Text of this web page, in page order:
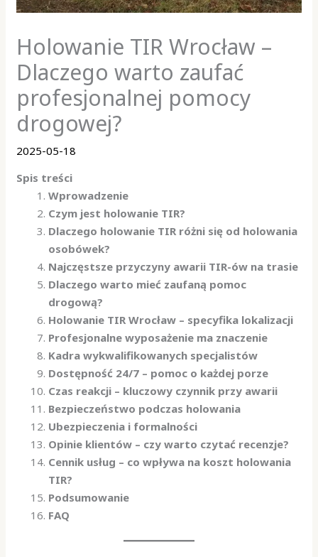
Holowanie TIR Wrocław –
Dlaczego warto zaufać
profesjonalnej pomocy
drogowej?
2025-05-18
Spis treści
Wprowadzenie
Czym jest holowanie TIR?
Dlaczego holowanie TIR różni się od holowania
osobówek?
Najczęstsze przyczyny awarii TIR-ów na trasie
Dlaczego warto mieć zaufaną pomoc
drogową?
Holowanie TIR Wrocław – specyfika lokalizacji
Profesjonalne wyposażenie ma znaczenie
Kadra wykwalifikowanych specjalistów
Dostępność 24/7 – pomoc o każdej porze
Czas reakcji – kluczowy czynnik przy awarii
Bezpieczeństwo podczas holowania
Ubezpieczenia i formalności
Opinie klientów – czy warto czytać recenzje?
Cennik usług – co wpływa na koszt holowania
TIR?
Podsumowanie
FAQ